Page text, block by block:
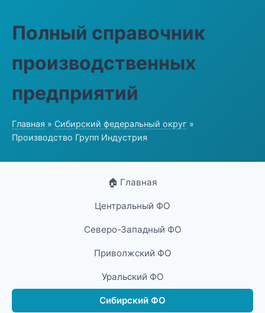
Полный справочник
производственных
предприятий
Главная » Сибирский федеральный округ »
Производство Групп Индустрия
🏠 Главная
Центральный ФО
Северо-Западный ФО
Приволжский ФО
Уральский ФО
Сибирский ФО